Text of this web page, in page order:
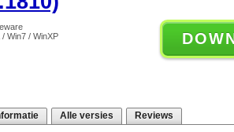
/ Win7 / WinXP
Alle versies Reviews